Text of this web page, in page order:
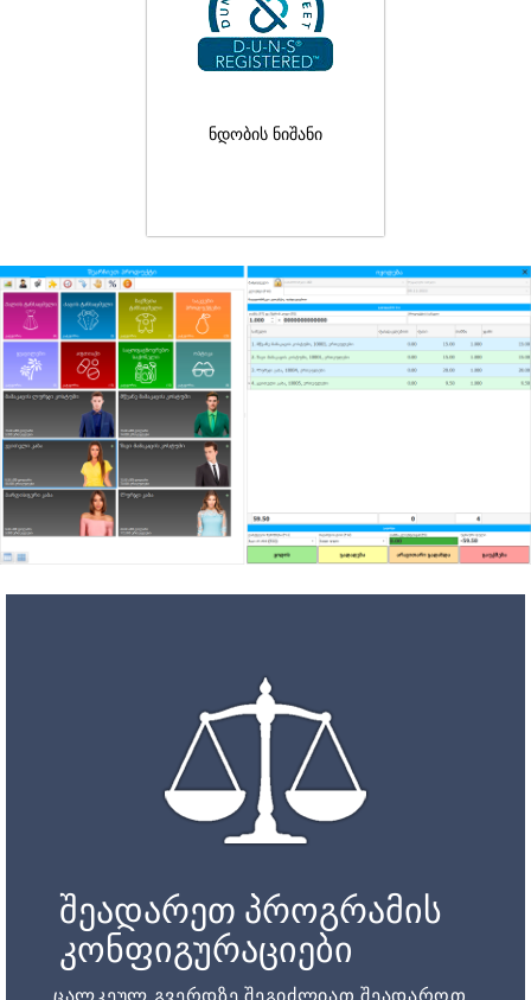
ნდობის ნიშანი
შეადარეთ პროგრამის
კონფიგურაციები